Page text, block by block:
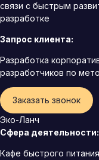
связи с быстрым
разработке
Запрос клиента:
Разработка
разработчиков по
Заказать звонок
Эко-Ланч
Сфера деятельности:
Кафе быстрого